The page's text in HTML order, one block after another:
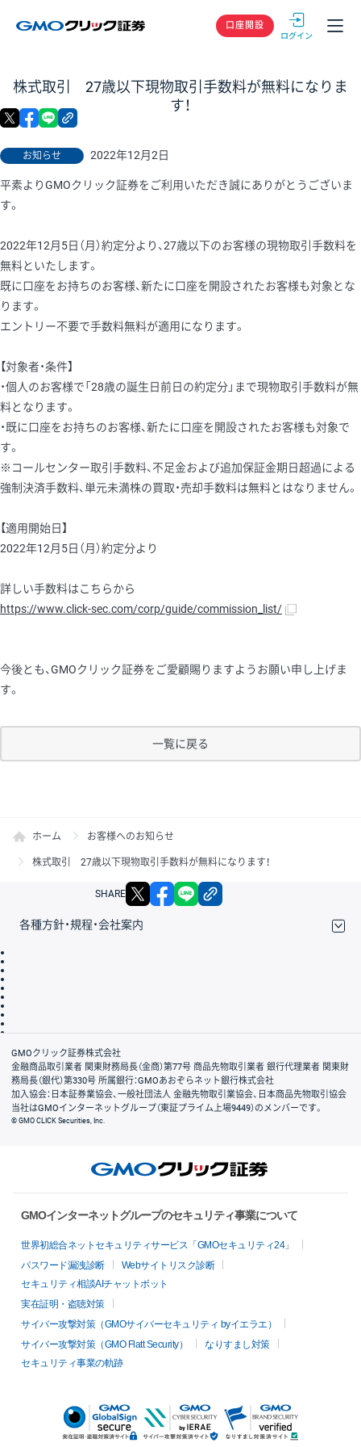
GMOクリック
口座開設
株式取引 27歳以下現物取引手数料が無料になりま
す！
お知らせ 2022年12月2日
X facebook
平素よりGMOクリック証券をご利用いただき誠にありがとうございま
す。
2022年12月5日（月）約定分より、27歳以下のお客様の現物取引手数料を
無料といたします。
既に口座をお持ちのお客様、新たに口座を開設されたお客様も対象とな
ります。
エントリー不要で手数料無料が適用になります。
【対象者・条件】
・個人のお客様で「28歳の誕生日前日の約定分」まで現物取引手数料が無
料となります。
・既に口座をお持ちのお客様、新たに口座を開設されたお客様も対象で
す。
※コールセンター取引手数料、不足金および追加保証金期日超過による
強制決済手数料、単元未満株の買取・売却手数料は無料とはなりません。
【適用開始日】
2022年12月5日（月）約定分より
詳しい手数料はこちらから
https://www.click-sec.com/corp/guide/commission_list/
今後とも、GMOクリック証券をご愛顧賜りますようお願い申し上げま
す。
一覧に戻る
ホーム お客様へのお知らせ
株式取引 27歳以下現物取引手数料が無料になります！
SHARE X facebook
各種方針・規程・会社案内
会社案内
GMOクリック証券株式会社
金融商品取引業者 関東財務局長（金商）第77号 商品先物取引業者 銀行代理業者 関東財
務局長（銀代）第330号 所属銀行：GMOあおぞらネット銀行株式会社
加入協会：日本証券業協会、一般社団法人 金融先物取引業協会、日本商品先物取引協会
当社はGMOインターネットグループ（東証プライム上場9449）のメンバーです。
© GMO CLICK Securities, Inc.
GMOインターネットグループのセキュリティ事業について
世界初総合ネットセキュリティサービス「GMOセキュリティ24」
パスワード漏洩診断
Webサイトリスク診断
セキュリティ相談AIチャットボット
実在証明・盗聴対策
サイバー攻撃対策（GMOサイバーセキュリティ byイエラエ）
サイバー攻撃対策（GMO Flatt Security）
なりすまし対策
セキュリティ事業の軌跡